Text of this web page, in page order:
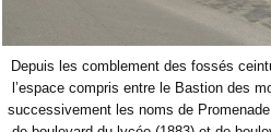
Depuis les comblement des fossés
l’espace compris entre le Bastion des
successivement les noms de